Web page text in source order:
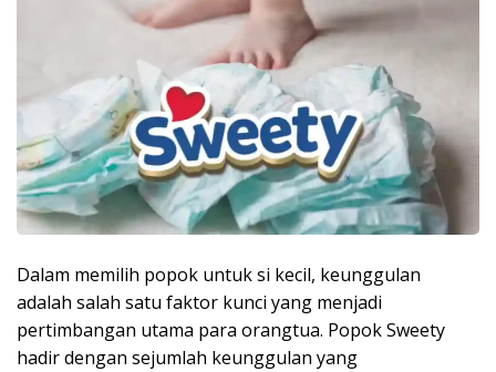
Dalam memilih popok untuk si kecil, keunggulan
adalah salah satu faktor kunci yang menjadi
pertimbangan utama para orangtua. Popok Sweety
hadir dengan sejumlah keunggulan yang